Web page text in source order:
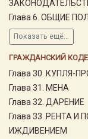
Глава 6. ОБЩИЕ
Показать ещё...
ГРАЖДАНСКИЙ
Глава 30. КУПЛЯ-
Глава 31. МЕНА
Глава 32. ДАРЕНИЕ
Глава 33. РЕНТА
ИЖДИВЕНИЕМ